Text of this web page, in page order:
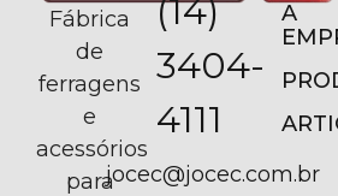
Fábrica
de
ferragens
e
acessórios
para
(14)
3404-
4111
jocec@jocec.com.br
A